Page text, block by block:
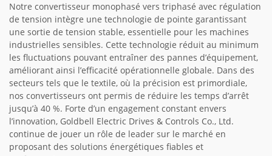
Notre convertisseur monophasé vers triphasé avec régulation
de tension intègre une technologie de pointe garantissant
une sortie de tension stable, essentielle pour les machines
industrielles sensibles. Cette technologie réduit au minimum
les fluctuations pouvant entraîner des pannes d’équipement,
améliorant ainsi l’efficacité opérationnelle globale. Dans des
secteurs tels que le textile, où la précision est primordiale,
nos convertisseurs ont permis de réduire les temps d’arrêt
jusqu’à 40 %. Forte d’un engagement constant envers
l’innovation, Goldbell Electric Drives & Controls Co., Ltd.
continue de jouer un rôle de leader sur le marché en
proposant des solutions énergétiques fiables et